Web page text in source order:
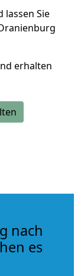
lassen Sie
erhalten
nach
es